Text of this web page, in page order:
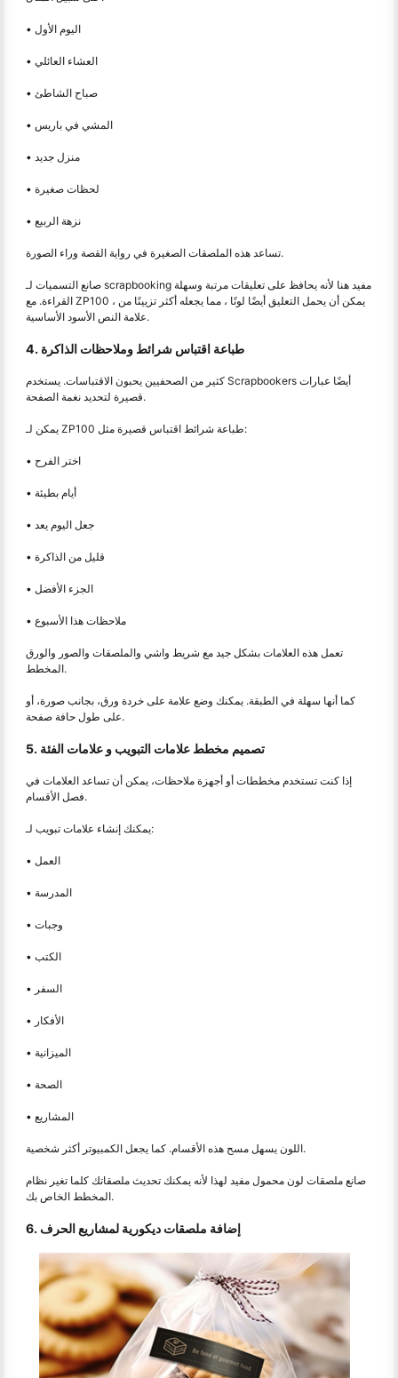
• اليوم الأول
• العشاء العائلي
• صباح الشاطئ
• المشي في باريس
• منزل جديد
• لحظات صغيرة
• نزهة الربيع
تساعد هذه الملصقات الصغيرة في رواية القصة وراء الصورة.
صانع التسميات لـ scrapbooking مفيد هنا لأنه يحافظ على تعليقات مرتبة وسهلة
القراءة. مع ZP100 ، يمكن أن يحمل التعليق أيضًا لونًا ، مما يجعله أكثر تزيينًا من
علامة النص الأسود الأساسية.
4. طباعة اقتباس شرائط وملاحظات الذاكرة
كثير من الصحفيين يحبون الاقتباسات. يستخدم Scrapbookers أيضًا عبارات
قصيرة لتحديد نغمة الصفحة.
يمكن لـ ZP100 طباعة شرائط اقتباس قصيرة مثل:
• اختر الفرح
• أيام بطيئة
• جعل اليوم يعد
• قليل من الذاكرة
• الجزء الأفضل
• ملاحظات هذا الأسبوع
تعمل هذه العلامات بشكل جيد مع شريط واشي والملصقات والصور والورق
المخطط.
كما أنها سهلة في الطبقة. يمكنك وضع علامة على خردة ورق، بجانب صورة، أو
على طول حافة صفحة.
5. تصميم مخطط علامات التبويب و علامات الفئة
إذا كنت تستخدم مخططات أو أجهزة ملاحظات، يمكن أن تساعد العلامات في
فصل الأقسام.
يمكنك إنشاء علامات تبويب لـ:
• العمل
• المدرسة
• وجبات
• الكتب
• السفر
• الأفكار
• الميزانية
• الصحة
• المشاريع
اللون يسهل مسح هذه الأقسام. كما يجعل الكمبيوتر أكثر شخصية.
صانع ملصقات لون محمول مفيد لهذا لأنه يمكنك تحديث ملصقاتك كلما تغير نظام
المخطط الخاص بك.
6. إضافة ملصقات ديكورية لمشاريع الحرف